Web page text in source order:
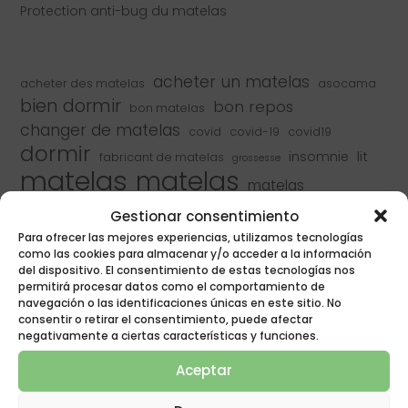
Gestionar consentimiento
Para ofrecer las mejores experiencias, utilizamos tecnologías
como las cookies para almacenar y/o acceder a la información
del dispositivo. El consentimiento de estas tecnologías nos
permitirá procesar datos como el comportamiento de
navegación o las identificaciones únicas en este sitio. No
consentir o retirar el consentimiento, puede afectar
negativamente a ciertas características y funciones.
Aceptar
Protection anti-bug du matelas
acheter des matelas acheter un matelas asocama
bien dormir bon matelas
bon repos
changer de matelas
covid covid-19 covid19
dormir fabricant de matelas grossesse insomnie lit
matelas matelas matelas
matelas en latex matelas en latex
matelas naturalia matelas naturalia
matelas poligon matelas pour enfants
matelas viscoélastique
Matelas viscoélastiques
matelas à ressorts matelas à ressorts ensachés
meilleur matelas meilleurs matelas
naturalia naturalia & poligon naturalia rest
repos